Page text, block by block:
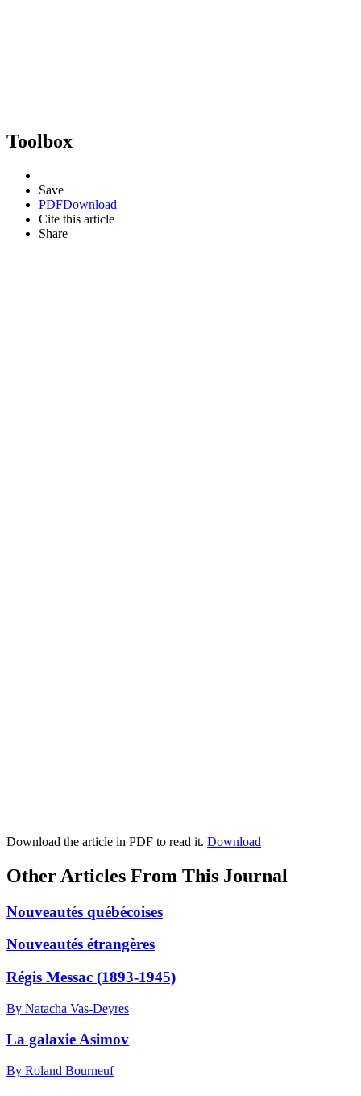
Toolbox
Save
PDFDownload
Cite this article
Share
Download the article in PDF to read it. Download
Other Articles From This Journal
Nouveautés québécoises
Nouveautés étrangères
Régis Messac (1893-1945)
By Natacha Vas-Deyres
La galaxie Asimov
By Roland Bourneuf